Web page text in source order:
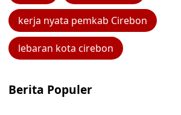
kerja nyata pemkab Cirebon
lebaran kota cirebon
Berita Populer